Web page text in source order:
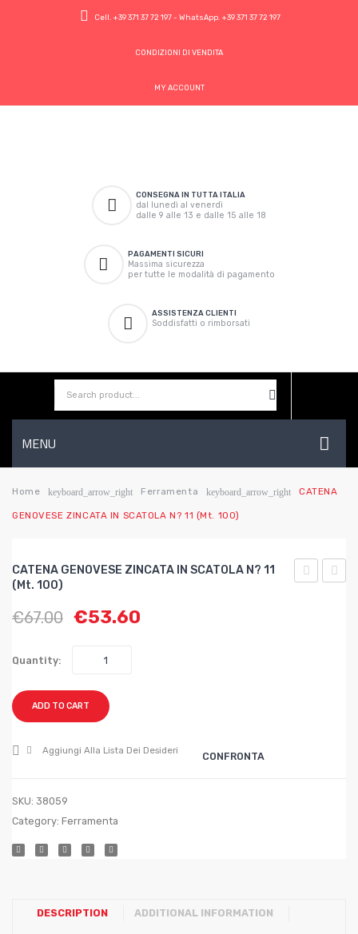
Cell. +39 371 37 72 197- WhatsApp. +39 371 37 72 197
CONDIZIONI DI VENDITA
MY ACCOUNT
CONSEGNA IN TUTTA ITALIA
dal lunedì al venerdì
dalle 9 alle 13 e dalle 15 alle 18
PAGAMENTI SICURI
Massima sicurezza
per tutte le modalità di pagamento
ASSISTENZA CLIENTI
Soddisfatti o rimborsati
MENU
HOME
AZIENDA
CONTATTI
WISHLIST
Home keyboard_arrow_right Ferramenta keyboard_arrow_right CATENA
GENOVESE ZINCATA IN SCATOLA N? 11 (mt. 100)
CATENA GENOVESE ZINCATA IN SCATOLA N? 11
(mt. 100)
€67.00 €53.60
Quantity:
ADD TO CART
Aggiungi Alla Lista Dei Desideri CONFRONTA
SKU: 38059
Category: Ferramenta
DESCRIPTION ADDITIONAL INFORMATION